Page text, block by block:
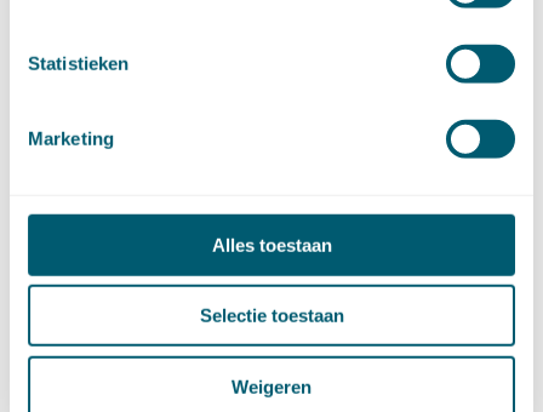
Statistieken
Marketing
Alles toestaan
Selectie toestaan
Weigeren
juni (7)
maart (17)
november (16)
september (14)